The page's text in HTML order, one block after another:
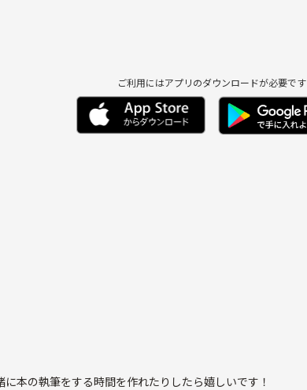
ご利用にはアプリのダウンロードが必要です
本の執筆をする時間を作れたりしたら嬉しいです！